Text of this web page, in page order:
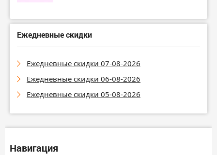
Ежедневные скидки
Ежедневные скидки 07-08-2026
Ежедневные скидки 06-08-2026
Ежедневные скидки 05-08-2026
Навигация